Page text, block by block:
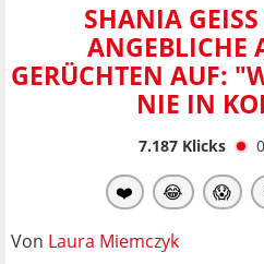
SHANIA
ANGEBLICHE
GERÜCHTEN AUF:
NIE IN
7.187Klicks 0
❤️ 😂 😱
Von Laura Miemczyk